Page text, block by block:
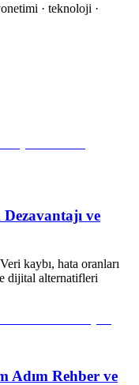
· teknoloji ·
ve
kaybı, hata oranları
dijital alternatifleri
Adım Rehber ve